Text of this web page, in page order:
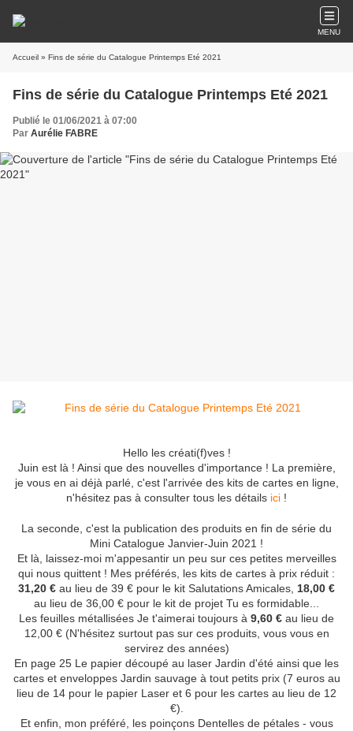
MENU
Accueil » Fins de série du Catalogue Printemps Eté 2021
Fins de série du Catalogue Printemps Eté 2021
Publié le 01/06/2021 à 07:00
Par Aurélie FABRE
Hello les créati(f)ves !
Juin est là ! Ainsi que des nouvelles d'importance ! La première,
je vous en ai déjà parlé, c'est l'arrivée des kits de cartes en ligne,
n'hésitez pas à consulter tous les détails ici !
La seconde, c'est la publication des produits en fin de série du
Mini Catalogue Janvier-Juin 2021 !
Et là, laissez-moi m'appesantir un peu sur ces petites merveilles
qui nous quittent ! Mes préférés, les kits de cartes à prix réduit :
31,20 € au lieu de 39 € pour le kit Salutations Amicales, 18,00 €
au lieu de 36,00 € pour le kit de projet Tu es formidable...
Les feuilles métallisées Je t'aimerai toujours à 9,60 € au lieu de
12,00 € (N'hésitez surtout pas sur ces produits, vous vous en
servirez des années)
En page 25 Le papier découpé au laser Jardin d'été ainsi que les
cartes et enveloppes Jardin sauvage à tout petits prix (7 euros au
lieu de 14 pour le papier Laser et 6 pour les cartes au lieu de 12
€).
Et enfin, mon préféré, les poinçons Dentelles de pétales - vous